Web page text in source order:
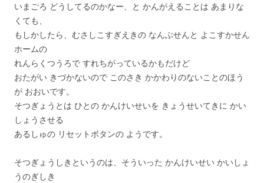
いまごろ どうしてるのかなー、と かんがえることは あまりな
くても、
もしかしたら、むさしこすぎえきの なんぶせんと よこすかせん
ホームの
れんらくつうろで すれちがっているかもだけど
おたがい きづかないので このさき かかわりのないことのほう
が おおいです。
そつぎょうとは ひとの かんけいせいを きょうせいてきに かい
しょうさせる
あるしゅの リセットボタンの ようです。
そつぎょうしきというのは、そういった かんけいせい かいしょ
うのぎしき